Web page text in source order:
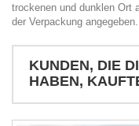
trockenen und dunklen Ort
der Verpackung angegeben.
KUNDEN, DIE
HABEN,